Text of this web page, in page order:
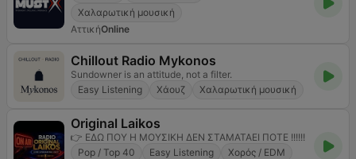
Χαλαρωτική μουσική
ΑττικήOnline
Chillout Radio Mykonos
Sundowner is an attitude, not a filter.
Easy Listening
Χάουζ Χαλαρωτική μουσική
Original Laikos
👉 ΕΔΩ ΠΟΥ Η ΜΟΥΣΙΚΗ ΔΕΝ ΣΤΑΜΑΤΑΕΙ ΠΟΤΕ !!!!!!
Pop / Top 40
Easy Listening
Χορός / EDM